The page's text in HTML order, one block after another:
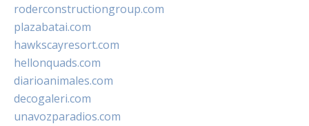
roderconstructiongroup.com
plazabatai.com
hawkscayresort.com
hellonquads.com
diarioanimales.com
decogaleri.com
unavozparadios.com